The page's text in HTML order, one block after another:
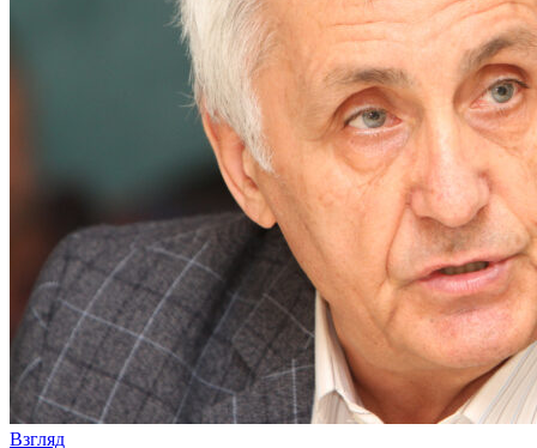
Взгляд